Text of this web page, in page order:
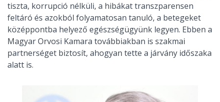
tiszta, korrupció nélküli, a hibákat transzparensen
feltáró és azokból folyamatosan tanuló, a betegeket
középpontba helyező egészségügyünk legyen. Ebben a
Magyar Orvosi Kamara továbbiakban is szakmai
partnerséget biztosít, ahogyan tette a járvány időszaka
alatt is.